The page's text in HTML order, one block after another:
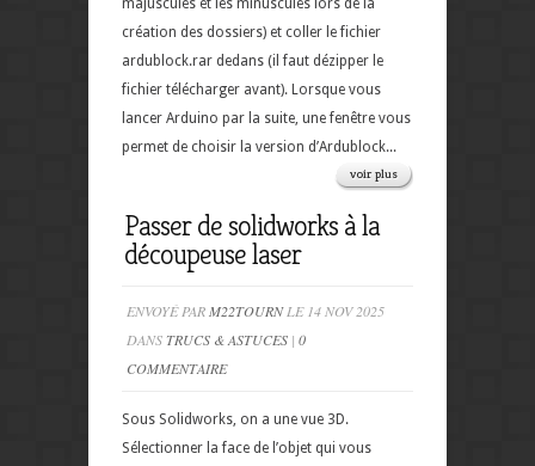
création des dossiers) et coller le fichier
ardublock.rar dedans (il faut dézipper le
fichier télécharger avant). Lorsque vous
lancer Arduino par la suite, une fenêtre vous
permet de choisir la version d’Ardublock...
voir plus
Passer de solidworks à la
découpeuse laser
ENVOYÉ PAR M22TOURNLE 14 NOV 2025
DANSTRUCS & ASTUCES | 0
COMMENTAIRE
Sous Solidworks, on a une vue 3D.
Sélectionner la face de l’objet qui vous